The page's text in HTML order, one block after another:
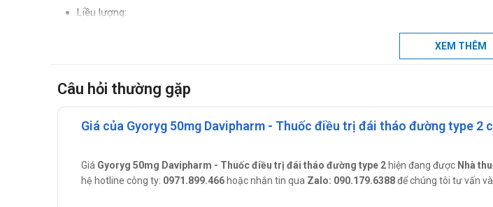
Liều lượng:
Người lớn: 25 mg. Cứ sau 4 - tuần lại tăng liều cho đến khi đạt được nồng độ glucose
mỗi ngày (cho người bệnh nặng 60 kg hoặc nhẹ hơn) hoặc 100 mg, 3 lần mỗi ngày (cho
50 - 100 mg, 3 lần trong ngày. Dùng liều 50 mg, 3 lần mỗi ngày có thể có ít tác
Lưu ý khi sử dụng Gyoryg 50mg Davipharm
Để xa tầm tay của trẻ em
Vì có những trường hợp tăng enzym gan nên cần theo dõi transaminase gan trong quá
Có thể xảy ra hạ glucose máu khi dùng acarbose đồng thời với một thuốc chống đái
XEM THÊM
Câu hỏi thường gặp
Giá của Gyoryg 50mg Davipharm - Thuốc điều trị đái tháo đường type 2
Giá Gyoryg 50mg Davipharm - Thuốc điều trị đái tháo đường type 2 hiện đang được Nhà
hệ hotline công ty: 0971.899.466 hoặc nhắn tin qua Zalo: 090.179.6388để chúng tôi tư vấn